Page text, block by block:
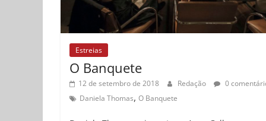
Estreias
O Banquete
12 de setembro de 2018 Redação
0
Daniela Thomas, O Banquete